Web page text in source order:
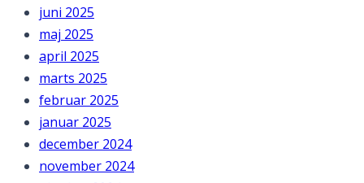
juni 2025
maj 2025
april 2025
marts 2025
februar 2025
januar 2025
december 2024
november 2024